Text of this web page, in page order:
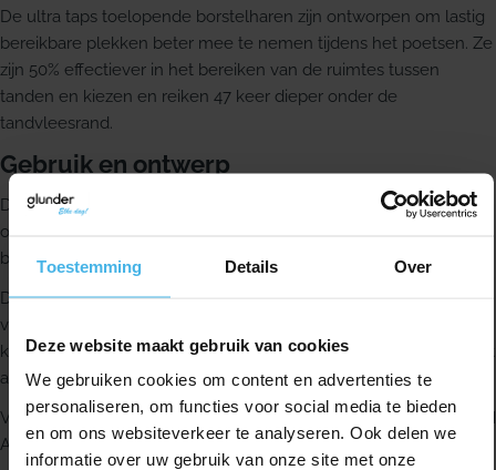
Toestemming Details Over
Deze website maakt gebruik van cookies
We gebruiken cookies om content en advertenties te
personaliseren, om functies voor social media te bieden
en om ons websiteverkeer te analyseren. Ook delen we
informatie over uw gebruik van onze site met onze
De ultra taps toelopende borstelharen zijn ontworpen om lastig
bereikbare plekken beter mee te nemen tijdens het poetsen. Ze
zijn 50% effectiever in het bereiken van de ruimtes tussen
tanden en kiezen en reiken 47 keer dieper onder de
tandvleesrand.
Gebruik en ontwerp
De tandenborstel is geschikt voor dagelijks gebruik. Het slanke
ontwerp en het ergonomische handvat zorgen ervoor dat de
borstel prettig in de hand ligt tijdens het poetsen.
De borstel heeft een vervangbare borstelkop en werkt op een
vervangbare batterij. Er wordt 1 AAA-batterij meegeleverd. Ook
krijg je een hygiënecap mee, zodat je de borstelkop schoon kunt
afdekken.
Voor het beste resultaat gebruik je deze tandenborstel met GUM
ActiVital tandpasta en mondspoelmiddel.